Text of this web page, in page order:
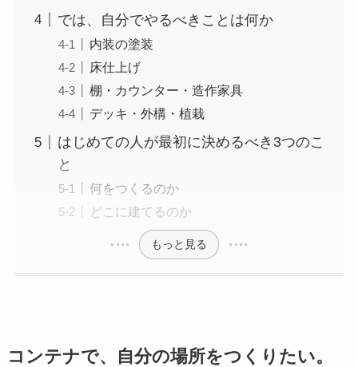
では、自分でやるべきことは何か
内装の塗装
床仕上げ
棚・カウンター・造作家具
デッキ・外構・植栽
はじめての人が最初に決めるべき3つのこ
と
何をつくるのか
どこに建てるのか
もっと見る
コンテナで、自分の場所をつくりたい。